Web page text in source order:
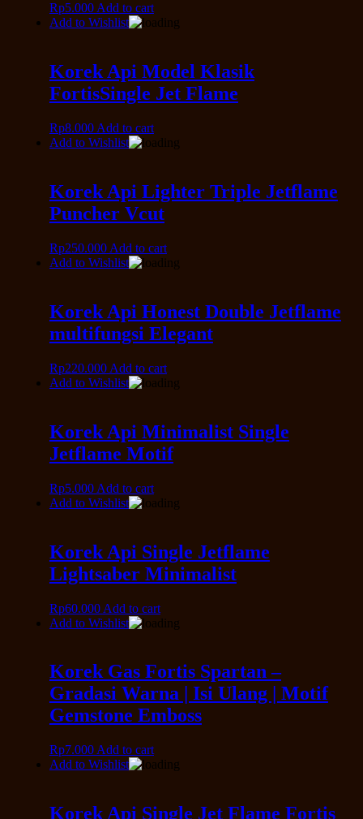
Rp5.000Add to cart
Add to Wishlist
Korek Api Model Klasik
FortisSingle Jet Flame
Rp8.000 Add to cart
Add to Wishlist
Korek Api Lighter Triple Jetflame
Puncher Vcut
Rp250.000 Add to cart
Add to Wishlist
Korek Api Honest Double Jetflame
multifungsi Elegant
Rp220.000 Add to cart
Add to Wishlist
Korek Api Minimalist Single
Jetflame Motif
Rp5.000 Add to cart
Add to Wishlist
Korek Api Single Jetflame
Lightsaber Minimalist
Rp60.000 Add to cart
Add to Wishlist
Korek Gas Fortis Spartan –
Gradasi Warna | Isi Ulang | Motif
Gemstone Emboss
Rp7.000 Add to cart
Add to Wishlist
Korek Api Single Jet Flame Fortis